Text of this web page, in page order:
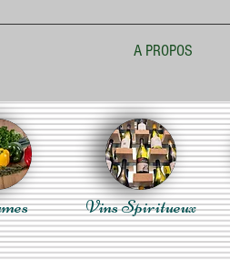
A PROPOS
Vins Spiritueux